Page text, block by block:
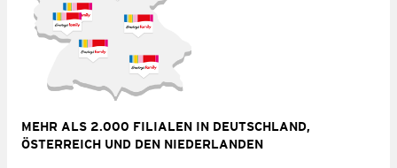
MEHR ALS 2.000 FILIALEN IN DEUTSCHLAND,
ÖSTERREICH UND DEN NIEDERLANDEN